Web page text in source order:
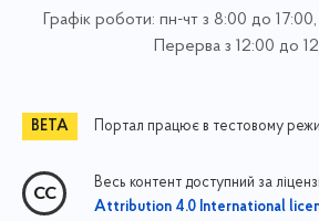
Графік роботи: пн-чт з 8:00 до
Перерва з 12:00 до
Портал працює в тестовому
Весь контент доступний за
Attribution 4.0 International